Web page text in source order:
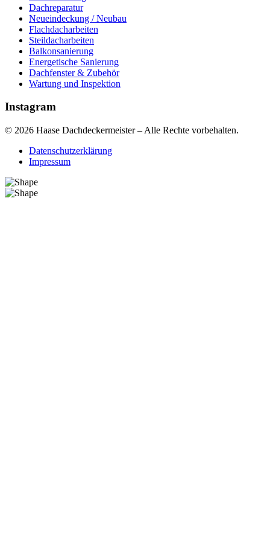
Dachreparatur
Neueindeckung / Neubau
Flachdacharbeiten
Steildacharbeiten
Balkonsanierung
Energetische Sanierung
Dachfenster & Zubehör
Wartung und Inspektion
Instagram
© 2026 Haase Dachdeckermeister – Alle Rechte vorbehalten.
Datenschutzerklärung
Impressum